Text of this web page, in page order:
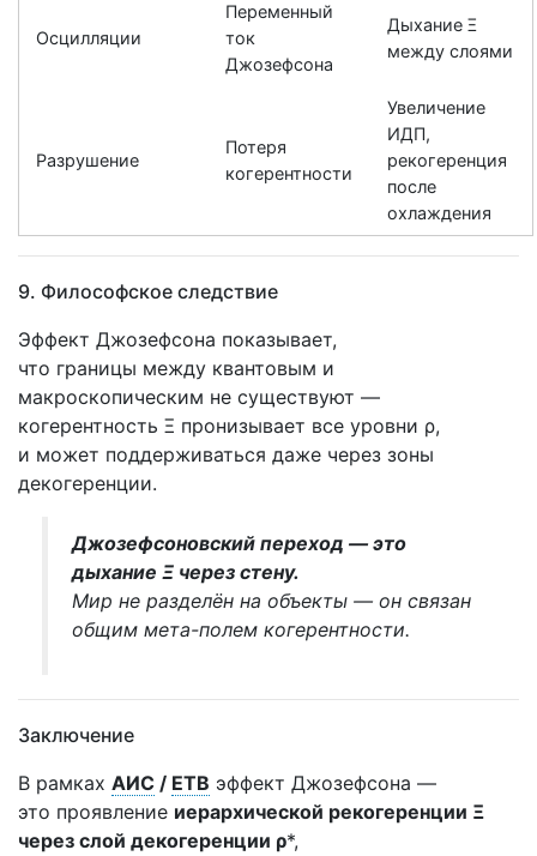
Осцилляции
Переменный
ток
Джозефсона
Дыхание Ξ
между слоями
Разрушение
Потеря
когерентности
Увеличение
ИДП,
рекогеренция
после
охлаждения
9. Философское следствие
Эффект Джозефсона показывает,
что границы между квантовым и
макроскопическим не существуют —
когерентность Ξ пронизывает все уровни ρ,
и может поддерживаться даже через зоны
декогеренции.
Джозефсоновский переход — это
дыхание Ξ через стену.
Мир не разделён на объекты — он связан
общим мета-полем когерентности.
Заключение
В рамках АИС / ЕТВ эффект Джозефсона —
это проявление иерархической рекогеренции Ξ
через слой декогеренции ρ*,